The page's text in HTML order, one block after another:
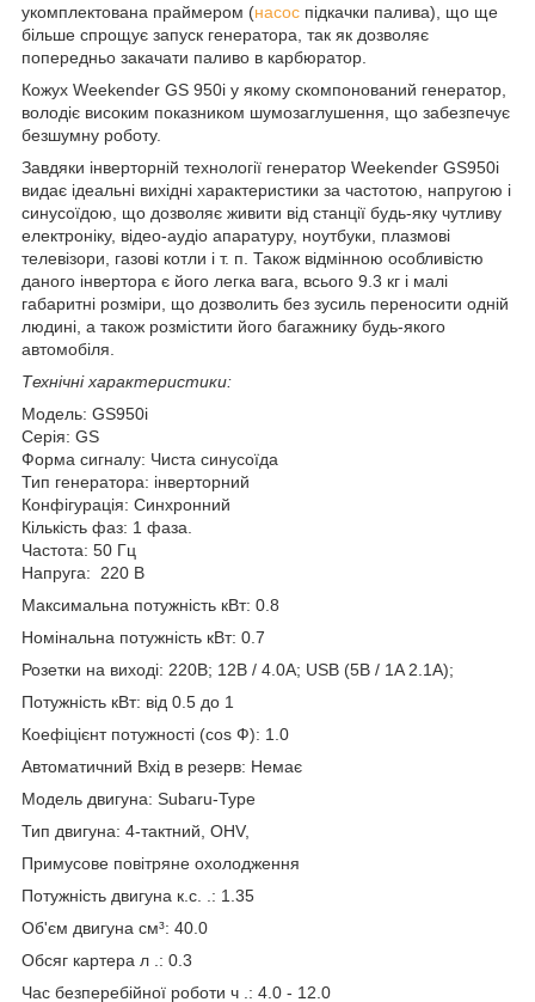
укомплектована праймером (насос підкачки палива), що ще
більше спрощує запуск генератора, так як дозволяє
попередньо закачати паливо в карбюратор.
Кожух Weekender GS 950i у якому скомпонований генератор,
володіє високим показником шумозаглушення, що забезпечує
безшумну роботу.
Завдяки інверторній технології генератор Weekender GS950i
видає ідеальні вихідні характеристики за частотою, напругою і
синусоїдою, що дозволяє живити від станції будь-яку чутливу
електроніку, відео-аудіо апаратуру, ноутбуки, плазмові
телевізори, газові котли і т. п. Також відмінною особливістю
даного інвертора є його легка вага, всього 9.3 кг і малі
габаритні розміри, що дозволить без зусиль переносити одній
людині, а також розмістити його багажнику будь-якого
автомобіля.
Технічні характеристики:
Модель: GS950i
Серія: GS
Форма сигналу: Чиста синусоїда
Тип генератора: інверторний
Конфігурація: Синхронний
Кількість фаз: 1 фаза.
Частота: 50 Гц
Напруга: 220 В
Максимальна потужність кВт: 0.8
Номінальна потужність кВт: 0.7
Розетки на виході: 220B; 12В / 4.0A; USB (5В / 1A 2.1A);
Потужність кВт: від 0.5 до 1
Коефіцієнт потужності (cos Ф): 1.0
Автоматичний Вхід в резерв: Немає
Модель двигуна: Subaru-Type
Тип двигуна: 4-тактний, OHV,
Примусове повітряне охолодження
Потужність двигуна к.с. .: 1.35
Об'єм двигуна см³: 40.0
Обсяг картера л .: 0.3
Час безперебійної роботи ч .: 4.0 - 12.0